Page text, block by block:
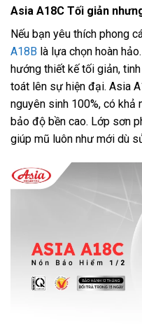
Asia A18C Tối giản
Nếu bạn yêu thích phong
A18B là lựa chọn hoàn
hướng thiết kế tối giản,
toát lên sự hiện đại. Asia
nguyên sinh 100%, có
bảo độ bền cao. Lớp sơn
giúp mũ luôn như mới dù